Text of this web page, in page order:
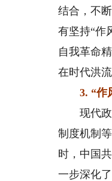
结合，不
有坚持“作
自我革命
在时代洪
3. “作风
现代政治
制度机制
时，中国
一步深化